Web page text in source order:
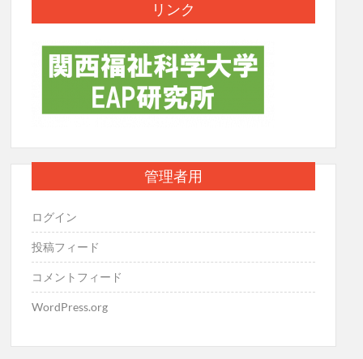
リンク
管理者用
ログイン
投稿フィード
コメントフィード
WordPress.org